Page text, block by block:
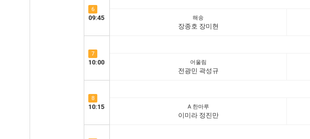
6
09:45 해송
장종호 장미현
7
10:00 어울림
전광민 곽성규
8
10:15 A 한마루
이미라 정진만